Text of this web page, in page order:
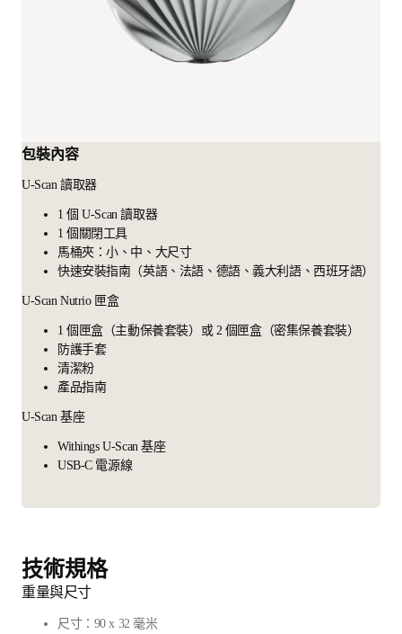
包裝內容
U-Scan 讀取器
1 個 U-Scan 讀取器
1 個關閉工具
馬桶夾：小、中、大尺寸
快速安裝指南（英語、法語、德語、義大利語、西班牙語）
U-Scan Nutrio 匣盒
1 個匣盒（主動保養套裝）或 2 個匣盒（密集保養套裝）
防護手套
清潔粉
產品指南
U-Scan 基座
Withings U-Scan 基座
USB-C 電源線
技術規格
重量與尺寸
尺寸：90 x 32 毫米